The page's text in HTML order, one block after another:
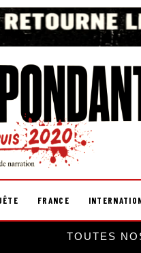
FRANCE
TOUTES